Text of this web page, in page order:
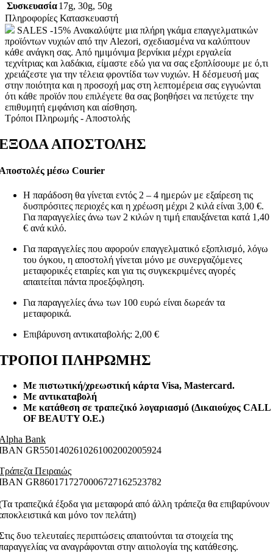
Συσκευασία17g, 30g, 50g
Πληροφορίες Κατασκευαστή
SALES -15% Ανακαλύψτε μια πλήρη γκάμα επαγγελματικών
προϊόντων νυχιών από την Alezori, σχεδιασμένα να καλύπτουν
κάθε ανάγκη σας. Από ημιμόνιμα βερνίκια μέχρι εργαλεία
τεχνίτριας και λαδάκια, είμαστε εδώ για να σας εξοπλίσουμε με ό,τι
χρειάζεστε για την τέλεια φροντίδα των νυχιών. Η δέσμευσή μας
στην ποιότητα και η προσοχή μας στη λεπτομέρεια σας εγγυώνται
ότι κάθε προϊόν που επιλέγετε θα σας βοηθήσει να πετύχετε την
επιθυμητή εμφάνιση και αίσθηση.
Τρόποι Πληρωμής - Αποστολής
ΑΠΟΣΤΟΛΗΣ
μέσω Courier
Η παράδοση θα γίνεται εντός 2 – 4 ημερών με εξαίρεση τις
δυσπρόσιτες περιοχές και η χρέωση μέχρι 2 κιλά είναι 3,00 €.
Για παραγγελίες άνω των 2 κιλών η τιμή επαυξάνεται κατά 1,40
€ ανά κιλό.
Για παραγγελίες που αφορούν επαγγελματικό εξοπλισμό, λόγω
του όγκου, η αποστολή γίνεται μόνο με συνεργαζόμενες
μεταφορικές εταιρίες και για τις συγκεκριμένες αγορές
απαιτείται πάντα προεξόφληση.
Για παραγγελίες άνω των 100 ευρώ είναι δωρεάν τα
μεταφορικά.
Επιβάρυνση αντικαταβολής: 2,00 €
ΠΛΗΡΩΜΗΣ
Με πιστωτική/χρεωστική κάρτα Visa, Mastercard.
Με αντικαταβολή
Με κατάθεση σε τραπεζικό λογαριασμό (Δικαιούχος CALL
OF BEAUTY O.E.)
Bank
GR5501402610261002002005924
Πειραιώς
GR8601717270006727162523782
τραπεζικά έξοδα για μεταφορά από άλλη τράπεζα θα επιβαρύνουν
και μόνο τον πελάτη)
δυο τελευταίες περιπτώσεις απαιτούνται τα στοιχεία της
να αναγράφονται στην αιτιολογία της κατάθεσης.